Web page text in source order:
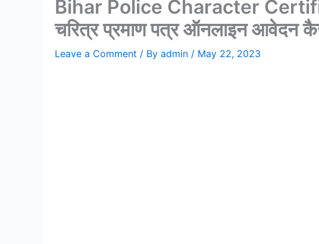
Bihar Police Character
चरित्र प्रमाण पत्र ऑनलाइन आवेदन
Leave a Comment / By admin / May 22, 2023